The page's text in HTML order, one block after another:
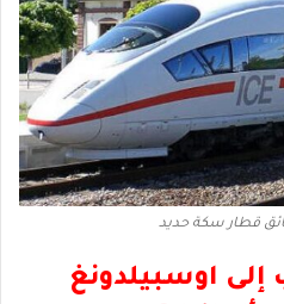
قطار سكة حديد
إلى اوسبيلدونغ